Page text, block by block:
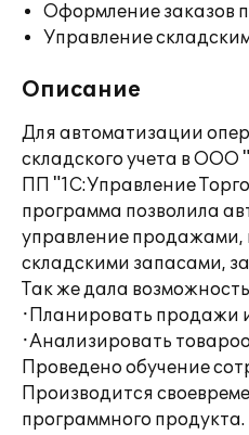
Оформление заказов
Управление
Описание
Для автоматизации
складского учета в ООО
ПП "1С:Управление
программа позволила
управление продажами,
складскими запасами,
Так же дала
·Планировать продажи
·Анализировать
Проведено обучение
Производится
программного продукта.